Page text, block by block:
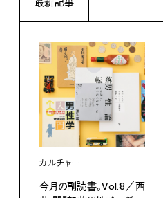
カルチャー
今月の副読書。Vol.8／西